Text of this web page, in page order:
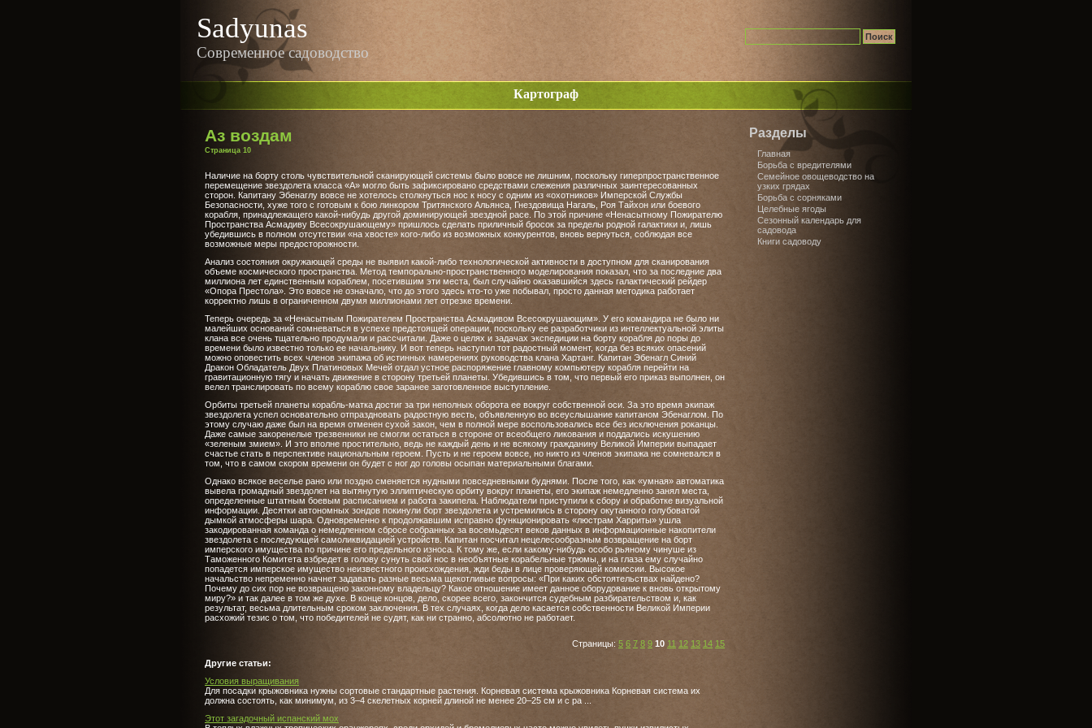
Sadyunas
Современное садоводство
Картограф
Разделы
Главная
Борьба с вредителями
Семейное овощеводство на
узких грядах
Борьба с сорняками
Целебные ягоды
Сезонный календарь для
садовода
Книги садоводу
Аз воздам
Страница 10
Наличие на борту столь чувствительной сканирующей системы было вовсе не лишним, поскольку гиперпространственное
перемещение звездолета класса «А» могло быть зафиксировано средствами слежения различных заинтересованных
сторон. Капитану Эбенаглу вовсе не хотелось столкнуться нос к носу с одним из «охотников» Имперской Службы
Безопасности, хуже того с готовым к бою линкором Тритянского Альянса, Гнездовища Нагаль, Роя Тайхон или боевого
корабля, принадлежащего какой-нибудь другой доминирующей звездной расе. По этой причине «Ненасытному Пожирателю
Пространства Асмадиву Всесокрушающему» пришлось сделать приличный бросок за пределы родной галактики и, лишь
убедившись в полном отсутствии «на хвосте» кого-либо из возможных конкурентов, вновь вернуться, соблюдая все
возможные меры предосторожности.
Анализ состояния окружающей среды не выявил какой-либо технологической активности в доступном для сканирования
объеме космического пространства. Метод темпорально-пространственного моделирования показал, что за последние два
миллиона лет единственным кораблем, посетившим эти места, был случайно оказавшийся здесь галактический рейдер
«Опора Престола». Это вовсе не означало, что до этого здесь кто-то уже побывал, просто данная методика работает
корректно лишь в ограниченном двумя миллионами лет отрезке времени.
Теперь очередь за «Ненасытным Пожирателем Пространства Асмадивом Всесокрушающим». У его командира не было ни
малейших оснований сомневаться в успехе предстоящей операции, поскольку ее разработчики из интеллектуальной элиты
клана все очень тщательно продумали и рассчитали. Даже о целях и задачах экспедиции на борту корабля до поры до
времени было известно только ее начальнику. И вот теперь наступил тот радостный момент, когда без всяких опасений
можно оповестить всех членов экипажа об истинных намерениях руководства клана Хартанг. Капитан Эбенагл Синий
Дракон Обладатель Двух Платиновых Мечей отдал устное распоряжение главному компьютеру корабля перейти на
гравитационную тягу и начать движение в сторону третьей планеты. Убедившись в том, что первый его приказ выполнен, он
велел транслировать по всему кораблю свое заранее заготовленное выступление.
Орбиты третьей планеты корабль-матка достиг за три неполных оборота ее вокруг собственной оси. За это время экипаж
звездолета успел основательно отпраздновать радостную весть, объявленную во всеуслышание капитаном Эбенаглом. По
этому случаю даже был на время отменен сухой закон, чем в полной мере воспользовались все без исключения роканцы.
Даже самые закоренелые трезвенники не смогли остаться в стороне от всеобщего ликования и поддались искушению
«зеленым змием». И это вполне простительно, ведь не каждый день и не всякому гражданину Великой Империи выпадает
счастье стать в перспективе национальным героем. Пусть и не героем вовсе, но никто из членов экипажа не сомневался в
том, что в самом скором времени он будет с ног до головы осыпан материальными благами.
Однако всякое веселье рано или поздно сменяется нудными повседневными буднями. После того, как «умная» автоматика
вывела громадный звездолет на вытянутую эллиптическую орбиту вокруг планеты, его экипаж немедленно занял места,
определенные штатным боевым расписанием и работа закипела. Наблюдатели приступили к сбору и обработке визуальной
информации. Десятки автономных зондов покинули борт звездолета и устремились в сторону окутанного голубоватой
дымкой атмосферы шара. Одновременно к продолжавшим исправно функционировать «люстрам Харриты» ушла
закодированная команда о немедленном сбросе собранных за восемьдесят веков данных в информационные накопители
звездолета с последующей самоликвидацией устройств. Капитан посчитал нецелесообразным возвращение на борт
имперского имущества по причине его предельного износа. К тому же, если какому-нибудь особо рьяному чинуше из
Таможенного Комитета взбредет в голову сунуть свой нос в необъятные корабельные трюмы, и на глаза ему случайно
попадется имперское имущество неизвестного происхождения, жди беды в лице проверяющей комиссии. Высокое
начальство непременно начнет задавать разные весьма щекотливые вопросы: «При каких обстоятельствах найдено?
Почему до сих пор не возвращено законному владельцу? Какое отношение имеет данное оборудование к вновь открытому
миру?» и так далее в том же духе. В конце концов, дело, скорее всего, закончится судебным разбирательством и, как
результат, весьма длительным сроком заключения. В тех случаях, когда дело касается собственности Великой Империи
расхожий тезис о том, что победителей не судят, как ни странно, абсолютно не работает.
Страницы: 5 6 7 8 9 10 11 12 13 14 15
Другие статьи:
Условия выращивания
Для посадки крыжовника нужны сортовые стандартные растения. Корневая система крыжовника Корневая система их
должна состоять, как минимум, из 3–4 скелетных корней длиной не менее 20–25 см и с ра ...
Этот загадочный испанский мох